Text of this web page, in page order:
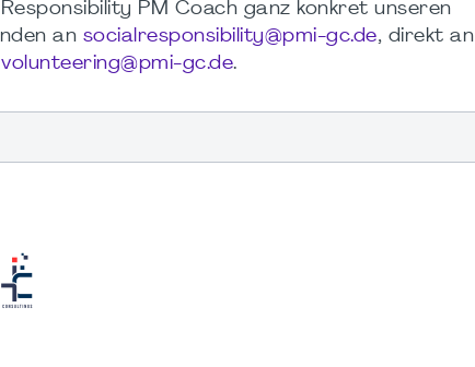
PM Coach ganz konkret unseren
an socialresponsibility@pmi-gc.de, direkt an
volunteering@pmi-gc.de.